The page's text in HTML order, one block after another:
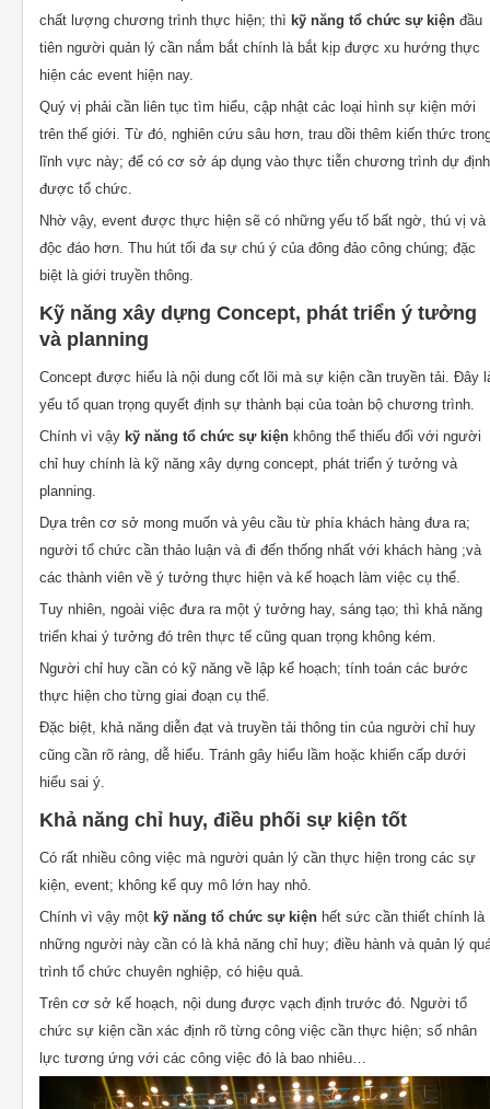
chất lượng chương trình thực hiện; thì kỹ năng tổ chức sự kiện đầu
tiên người quản lý cần nắm bắt chính là bắt kịp được xu hướng thực
hiện các event hiện nay.
Quý vị phải cần liên tục tìm hiểu, cập nhật các loại hình sự kiện mới
trên thế giới. Từ đó, nghiên cứu sâu hơn, trau dồi thêm kiến thức
lĩnh vực này; để có cơ sở áp dụng vào thực tiễn chương trình dự định
được tổ chức.
Nhờ vậy, event được thực hiện sẽ có những yếu tố bất ngờ, thú vị và
độc đáo hơn. Thu hút tối đa sự chú ý của đông đảo công chúng; đặc
biệt là giới truyền thông.
Kỹ năng xây dựng Concept, phát triển ý tưởng
và planning
Concept được hiểu là nội dung cốt lõi mà sự kiện cần truyền tải. Đây
yếu tố quan trọng quyết định sự thành bại của toàn bộ chương trình.
Chính vì vậy kỹ năng tổ chức sự kiện không thể thiếu đối với người
chỉ huy chính là kỹ năng xây dựng concept, phát triển ý tưởng và
planning.
Dựa trên cơ sở mong muốn và yêu cầu từ phía khách hàng đưa ra;
người tổ chức cần thảo luận và đi đến thống nhất với khách hàng ;và
các thành viên về ý tưởng thực hiện và kế hoạch làm việc cụ thể.
Tuy nhiên, ngoài việc đưa ra một ý tưởng hay, sáng tạo; thì khả năng
triển khai ý tưởng đó trên thực tế cũng quan trọng không kém.
Người chỉ huy cần có kỹ năng về lập kế hoạch; tính toán các bước
thực hiện cho từng giai đoạn cụ thể.
Đặc biệt, khả năng diễn đạt và truyền tải thông tin của người chỉ huy
cũng cần rõ ràng, dễ hiểu. Tránh gây hiểu lầm hoặc khiến cấp dưới
hiểu sai ý.
Khả năng chỉ huy, điều phối sự kiện tốt
Có rất nhiều công việc mà người quản lý cần thực hiện trong các sự
kiện, event; không kể quy mô lớn hay nhỏ.
Chính vì vậy một kỹ năng tổ chức sự kiện hết sức cần thiết chính là
những người này cần có là khả năng chỉ huy; điều hành và quản lý
trình tổ chức chuyên nghiệp, có hiệu quả.
Trên cơ sở kế hoạch, nội dung được vạch định trước đó. Người tổ
chức sự kiện cần xác định rõ từng công việc cần thực hiện; số nhân
lực tương ứng với các công việc đó là bao nhiêu…